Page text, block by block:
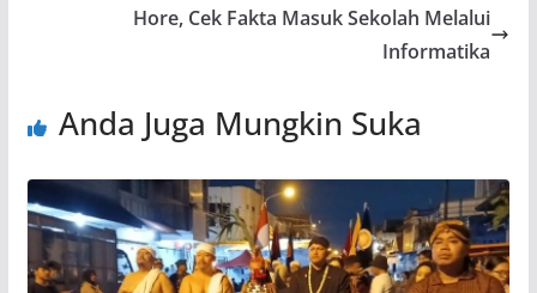
Hore, Cek Fakta Masuk Sekolah Melalui
Informatika
Anda Juga Mungkin Suka